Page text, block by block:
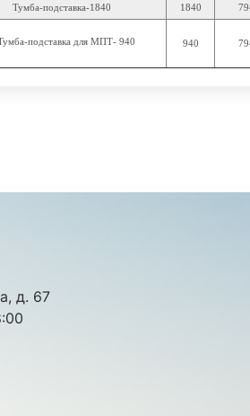
Тумба-подставка-1840 1840
подставка для МПТ- 940 940
д. 67